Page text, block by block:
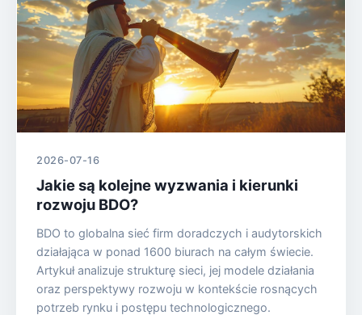
2026-07-16
Jakie są kolejne wyzwania i kierunki
rozwoju BDO?
BDO to globalna sieć firm doradczych i audytorskich
działająca w ponad 1600 biurach na całym świecie.
Artykuł analizuje strukturę sieci, jej modele działania
oraz perspektywy rozwoju w kontekście rosnących
potrzeb rynku i postępu technologicznego.